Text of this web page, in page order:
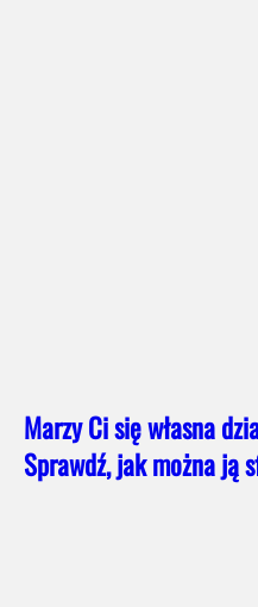
Marzy Ci się własna
Sprawdź, jak można ją